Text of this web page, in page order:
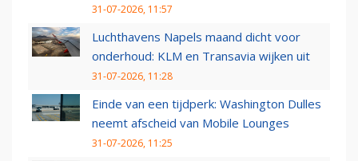
31-07-2026, 11:57
Luchthavens Napels maand dicht voor
onderhoud: KLM en Transavia wijken uit
31-07-2026, 11:28
Einde van een tijdperk: Washington Dulles
neemt afscheid van Mobile Lounges
31-07-2026, 11:25